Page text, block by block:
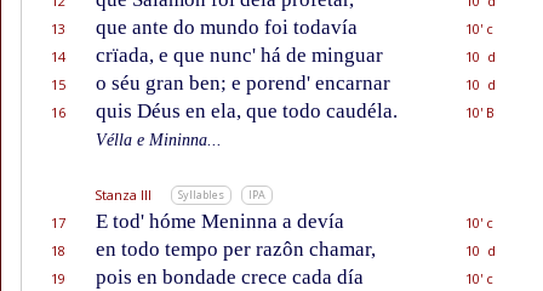
13
que ante do mundo foi todavía
10' c
14
crïada, e que nunc' há de minguar
10 d
15
o séu gran ben; e porend' encarnar
10 d
16
quis Déus en ela, que todo caudéla.
10' B
Vélla e Mininna...
Stanza III Syllables IPA
17 E tod' hóme Meninna a devía
10' c
18
en todo tempo per razôn chamar,
10 d
19
pois en bondade crece cada día
10' c